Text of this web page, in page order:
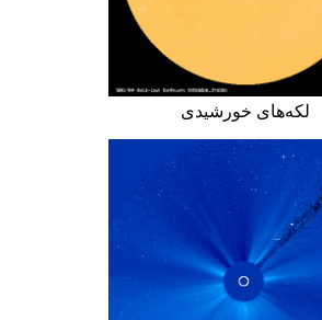
لکه‌های خورشیدی